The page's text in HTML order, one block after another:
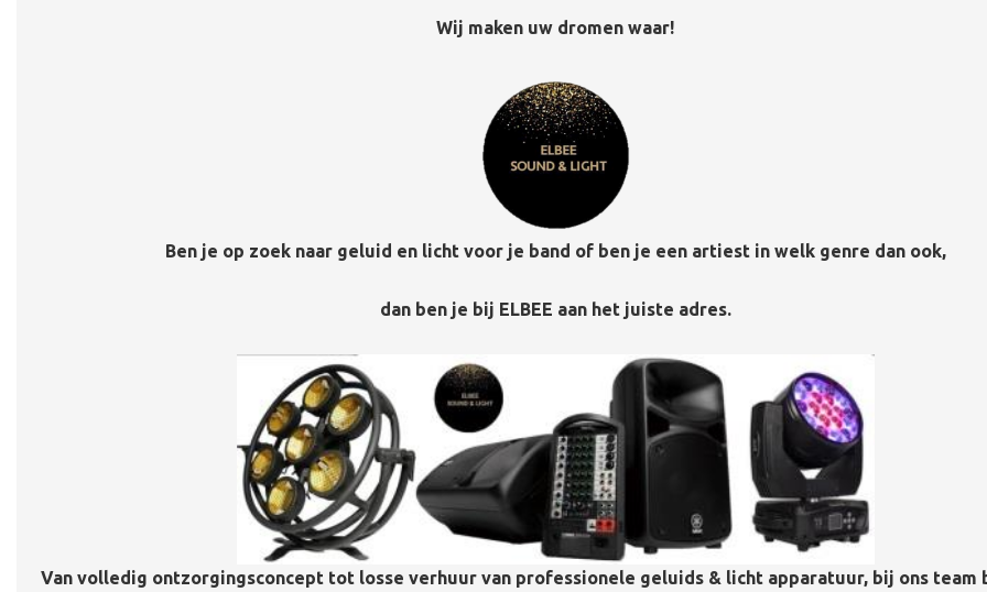
Wij maken uw dromen waar!
Ben je op zoek naar geluid en licht voor je band of ben je een artiest in welk genre dan ook,
dan ben je bij ELBEE aan het juiste adres.
Van volledig ontzorgingsconcept tot losse verhuur van professionele geluids & licht apparatuur, bij ons team